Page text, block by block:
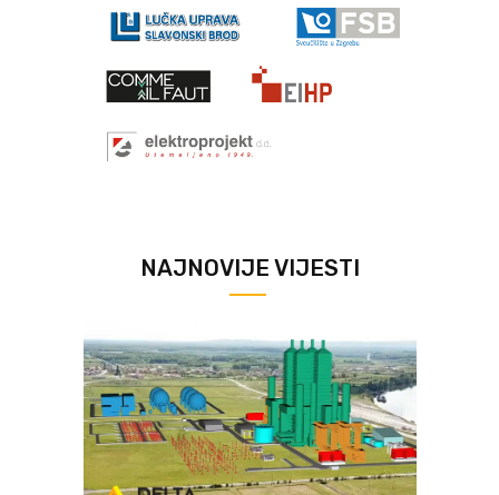
NAJNOVIJE VIJESTI